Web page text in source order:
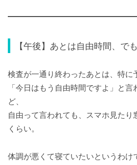
【午後】あとは自由時間、で
検査が一通り終わったあとは、特に
「今日はもう自由時間ですよ」と
ど、
自由って言われても、スマホ見たり
くらい。
体調が悪くて寝ていたいというわけ